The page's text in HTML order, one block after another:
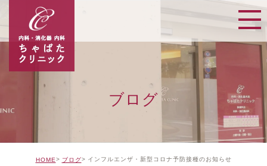
ブログ
HOME ブログ インフルエンザ・新型コロナ予防接種のお知らせ